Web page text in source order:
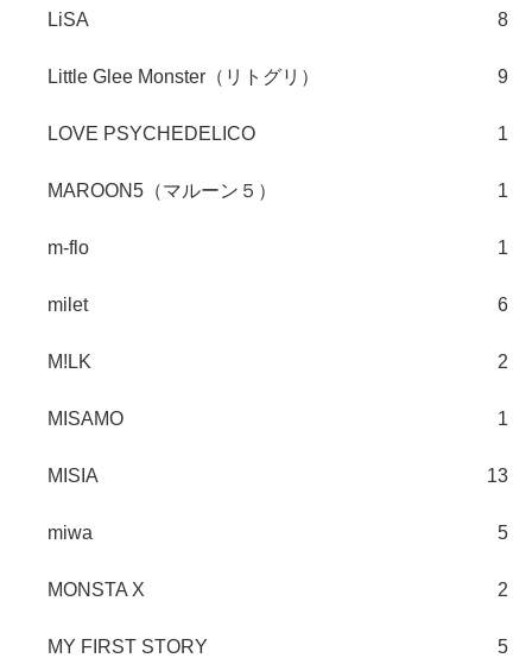
LiSA 8
Little Glee Monster（リトグリ） 9
LOVE PSYCHEDELICO 1
MAROON5（マルーン５） 1
m-flo 1
milet 6
M!LK 2
MISAMO 1
MISIA 13
miwa 5
MONSTA X 2
MY FIRST STORY 5